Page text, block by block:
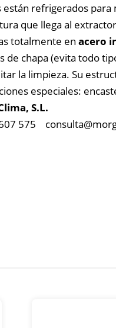
están refrigerados para
que llega al
totalmente en acero
de chapa (evita todo
la limpieza. Su
especiales:
S.L.
575 consulta@